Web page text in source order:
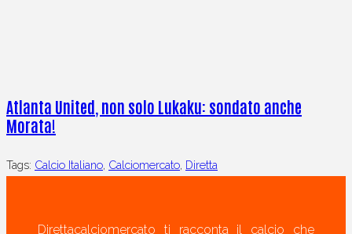
Atlanta United, non solo Lukaku: sondato anche
Morata!
Tags: Calcio Italiano, Calciomercato, Diretta
Direttacalciomercato ti racconta il calcio che